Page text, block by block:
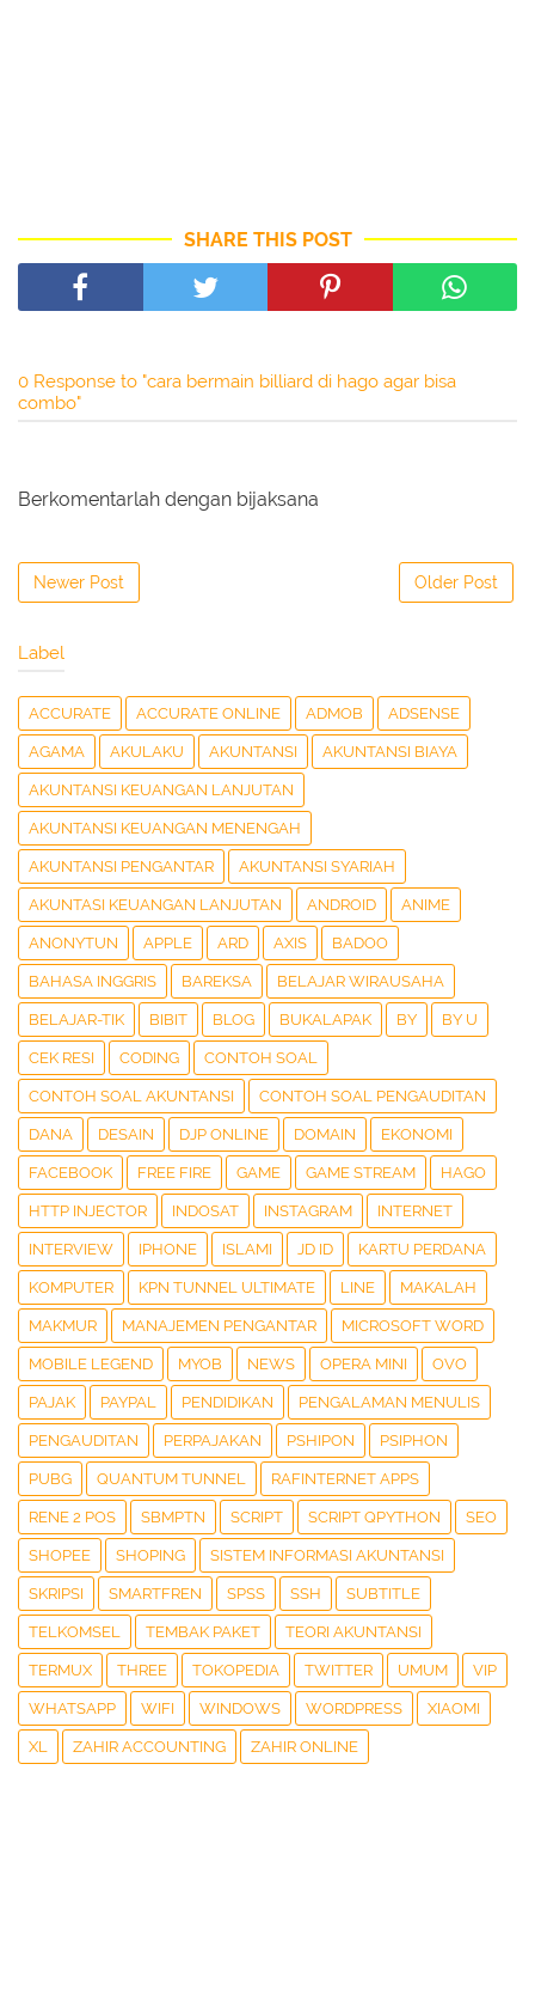
SHARE THIS POST
0 Response to "cara bermain billiard di hago agar bisa
combo"
Berkomentarlah dengan bijaksana
Newer Post Older Post
Label
ACCURATE ACCURATE ONLINE ADMOB ADSENSE
AGAMA AKULAKU AKUNTANSI AKUNTANSI BIAYA
AKUNTANSI KEUANGAN LANJUTAN
AKUNTANSI KEUANGAN MENENGAH
AKUNTANSI PENGANTAR AKUNTANSI SYARIAH
AKUNTASI KEUANGAN LANJUTAN ANDROID ANIME
ANONYTUN APPLE ARD AXIS BADOO
BAHASA INGGRIS BAREKSA BELAJAR WIRAUSAHA
BELAJAR-TIK BIBIT BLOG BUKALAPAK BY BY U
CEK RESI CODING CONTOH SOAL
CONTOH SOAL AKUNTANSI CONTOH SOAL PENGAUDITAN
DANA DESAIN DJP ONLINE DOMAIN EKONOMI
FACEBOOK FREE FIRE GAME GAME STREAM HAGO
HTTP INJECTOR INDOSAT INSTAGRAM INTERNET
INTERVIEW IPHONE ISLAMI JD ID KARTU PERDANA
KOMPUTER KPN TUNNEL ULTIMATE LINE MAKALAH
MAKMUR MANAJEMEN PENGANTAR MICROSOFT WORD
MOBILE LEGEND MYOB NEWS OPERA MINI OVO
PAJAK PAYPAL PENDIDIKAN PENGALAMAN MENULIS
PENGAUDITAN PERPAJAKAN PSHIPON PSIPHON
PUBG QUANTUM TUNNEL RAFINTERNET APPS
RENE 2 POS SBMPTN SCRIPT SCRIPT QPYTHON SEO
SHOPEE SHOPING SISTEM INFORMASI AKUNTANSI
SKRIPSI SMARTFREN SPSS SSH SUBTITLE
TELKOMSEL TEMBAK PAKET TEORI AKUNTANSI
TERMUX THREE TOKOPEDIA TWITTER UMUM VIP
WHATSAPP WIFI WINDOWS WORDPRESS XIAOMI
XL ZAHIR ACCOUNTING ZAHIR ONLINE